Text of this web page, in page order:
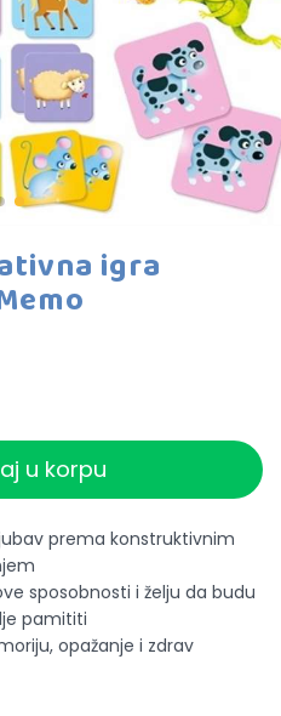
igra
u korpu
prema konstruktivnim
sposobnosti i želju da budu
pamititi
opažanje i zdrav